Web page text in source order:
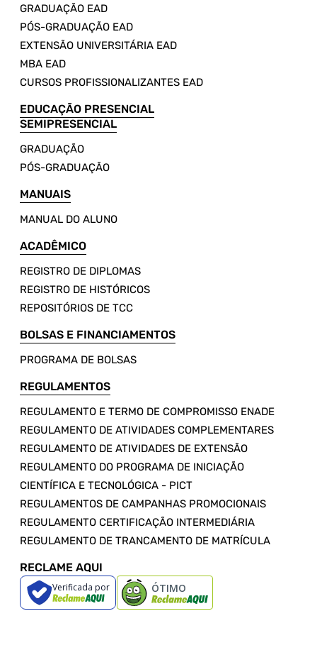
GRADUAÇÃO EAD
PÓS-GRADUAÇÃO EAD
EXTENSÃO UNIVERSITÁRIA EAD
MBA EAD
CURSOS PROFISSIONALIZANTES EAD
EDUCAÇÃO PRESENCIAL
SEMIPRESENCIAL
GRADUAÇÃO
PÓS-GRADUAÇÃO
MANUAIS
MANUAL DO ALUNO
ACADÊMICO
REGISTRO DE DIPLOMAS
REGISTRO DE HISTÓRICOS
REPOSITÓRIOS DE TCC
BOLSAS E FINANCIAMENTOS
PROGRAMA DE BOLSAS
REGULAMENTOS
REGULAMENTO E TERMO DE COMPROMISSO ENADE
REGULAMENTO DE ATIVIDADES COMPLEMENTARES
REGULAMENTO DE ATIVIDADES DE EXTENSÃO
REGULAMENTO DO PROGRAMA DE INICIAÇÃO
CIENTÍFICA E TECNOLÓGICA - PICT
REGULAMENTOS DE CAMPANHAS PROMOCIONAIS
REGULAMENTO CERTIFICAÇÃO INTERMEDIÁRIA
REGULAMENTO DE TRANCAMENTO DE MATRÍCULA
RECLAME AQUI
Verificada por ÓTIMO